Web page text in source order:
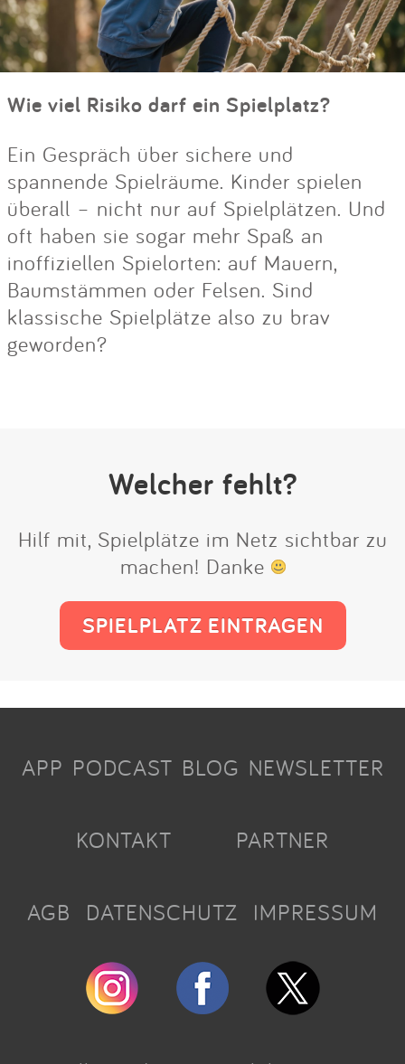
Wie viel Risiko darf ein Spielplatz?
Ein Gespräch über sichere und
spannende Spielräume. Kinder spielen
überall – nicht nur auf Spielplätzen. Und
oft haben sie sogar mehr Spaß an
inoffiziellen Spielorten: auf Mauern,
Baumstämmen oder Felsen. Sind
klassische Spielplätze also zu brav
geworden?
Welcher fehlt?
Hilf mit, Spielplätze im Netz sichtbar zu
machen! Danke
SPIELPLATZ EINTRAGEN
APP PODCAST BLOG NEWSLETTER
KONTAKT PARTNER
AGB DATENSCHUTZ IMPRESSUM